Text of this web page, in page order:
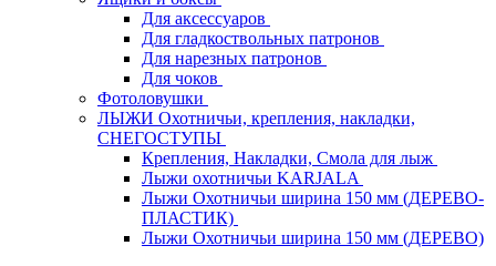
Для аксессуаров
Для гладкоствольных патронов
Для нарезных патронов
Для чоков
Фотоловушки
ЛЫЖИ Охотничьи, крепления, накладки,
СНЕГОСТУПЫ
Крепления, Накладки, Смола для лыж
Лыжи охотничьи KARJALA
Лыжи Охотничьи ширина 150 мм (ДЕРЕВО-
ПЛАСТИК)
Лыжи Охотничьи ширина 150 мм (ДЕРЕВО)